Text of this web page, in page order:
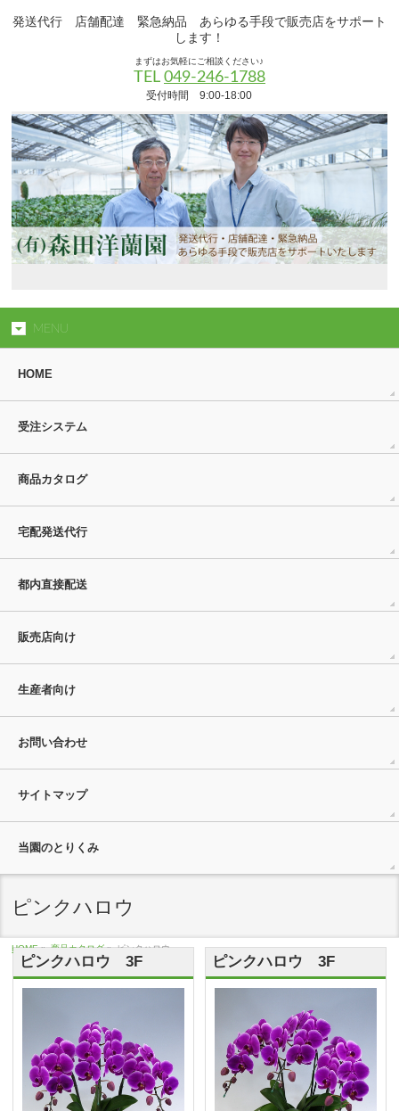
発送代行 店舗配達 緊急納品 あらゆる手段で販売店をサポート
します！
まずはお気軽にご相談ください♪
TEL 049-246-1788
受付時間 9:00-18:00
MENU
HOME
受注システム
商品カタログ
宅配発送代行
都内直接配送
販売店向け
生産者向け
お問い合わせ
サイトマップ
当園のとりくみ
ピンクハロウ
HOME» 商品カタログ» ピンクハロウ
ピンクハロウ 3F ピンクハロウ 3F